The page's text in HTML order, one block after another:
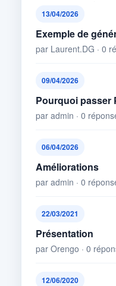
13/04/2026
Exemple de
par Laurent.DG · 0
09/04/2026
Pourquoi passer
par admin · 0
06/04/2026
Améliorations
par admin · 0
22/03/2021
Présentation
par Orengo · 0
12/06/2020